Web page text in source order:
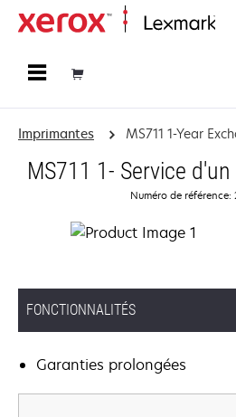
Imprimantes MS711 1-Year
MS711 1- Service
Numéro de référence:
FONCTIONNALITÉS
Garanties prolongées